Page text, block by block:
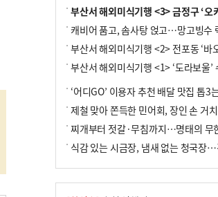
부산서 해외미식기행 <2> 전포동 ‘바
부산서 해외미식기행 <1> ‘도라보울’
‘어디GO’ 이용자 추천 배달 맛집 톱3
찌개부터 젓갈·무침까지…명태의 무